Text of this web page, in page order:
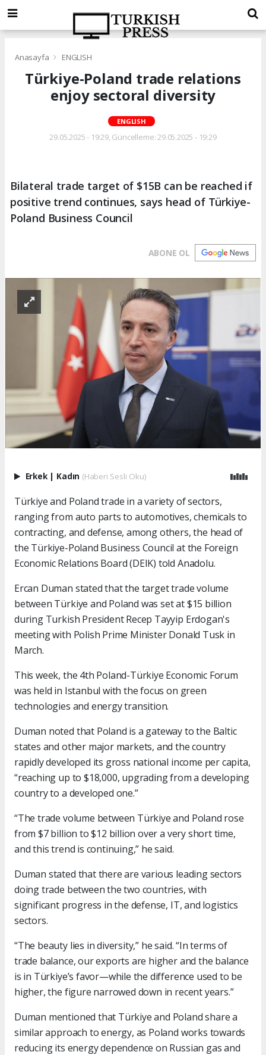
Anasayfa ENGLISH
Türkiye-Poland trade relations
enjoy sectoral diversity
ENGLISH
29.05.2025 - 19:29, Güncelleme: 29.05.2025 - 19:29
Bilateral trade target of $15B can be reached if
positive trend continues, says head of Türkiye-
Poland Business Council
ABONE OL
Erkek Kadın (Haberi Sesli Oku)
Türkiye and Poland trade in a variety of sectors,
ranging from auto parts to automotives, chemicals to
contracting, and defense, among others, the head of
the Türkiye-Poland Business Council at the Foreign
Economic Relations Board (DEIK) told Anadolu.
Ercan Duman stated that the target trade volume
between Türkiye and Poland was set at $15 billion
during Turkish President Recep Tayyip Erdogan's
meeting with Polish Prime Minister Donald Tusk in
March.
This week, the 4th Poland-Türkiye Economic Forum
was held in Istanbul with the focus on green
technologies and energy transition.
Duman noted that Poland is a gateway to the Baltic
states and other major markets, and the country
rapidly developed its gross national income per capita,
“reaching up to $18,000, upgrading from a developing
country to a developed one.”
“The trade volume between Türkiye and Poland rose
from $7 billion to $12 billion over a very short time,
and this trend is continuing,” he said.
Duman stated that there are various leading sectors
doing trade between the two countries, with
significant progress in the defense, IT, and logistics
sectors.
“The beauty lies in diversity,” he said. “In terms of
trade balance, our exports are higher and the balance
is in Türkiye’s favor—while the difference used to be
higher, the figure narrowed down in recent years.”
Duman mentioned that Türkiye and Poland share a
similar approach to energy, as Poland works towards
reducing its energy dependence on Russian gas and